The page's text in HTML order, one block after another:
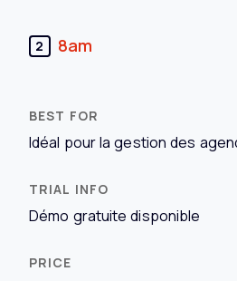
2 8am
Idéal pour la gestion des
Démo gratuite disponible